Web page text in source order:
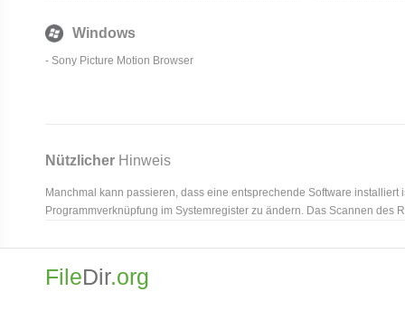
Windows
- Sony Picture Motion Browser
Nützlicher Hinweis
Manchmal kann passieren, dass eine entsprechende Software
Programmverknüpfung im Systemregister zu ändern. Das Scannen
FileDir.org